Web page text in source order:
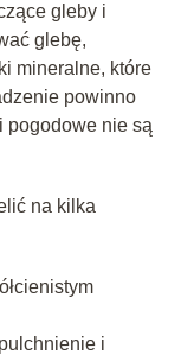
gleby i
glebę,
mineralne, które
powinno
pogodowe nie są
na kilka
i